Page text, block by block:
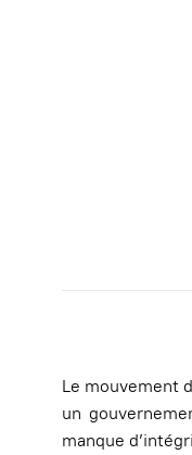
Le mouvement
un
manque